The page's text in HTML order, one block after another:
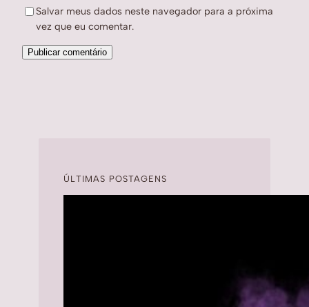
Salvar meus dados neste navegador para a próxima
vez que eu comentar.
ÚLTIMAS POSTAGENS